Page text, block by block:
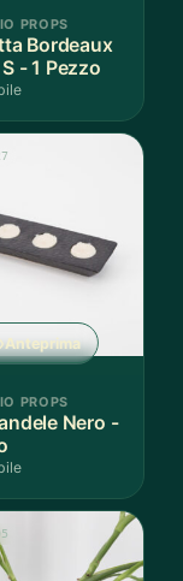
PROPS
Bordeaux
- 1 Pezzo
Anteprima
PROPS
Nero -